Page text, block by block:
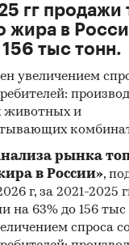
гг продажи
жира в
тыс тонн.
увеличением
животных и
рынка
в России»,
г, за 2021-2025
на 63% до 156 тыс
спроса